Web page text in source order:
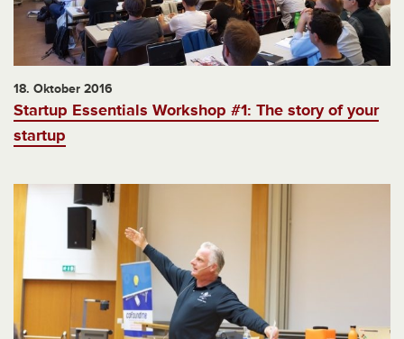
18. Oktober 2016
Startup Essentials Workshop #1: The story of your
startup